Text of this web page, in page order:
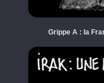
Grippe A : la